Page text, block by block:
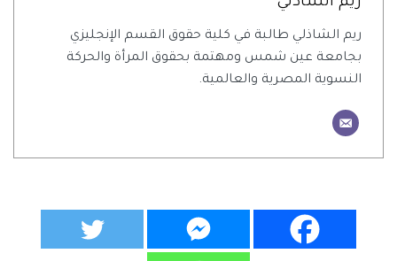
ريم الشاذلي طالبة في كلية حقوق القسم الإنجليزي
بجامعة عين شمس ومهتمة بحقوق المرأة والحركة
النسوية المصرية والعالمية.